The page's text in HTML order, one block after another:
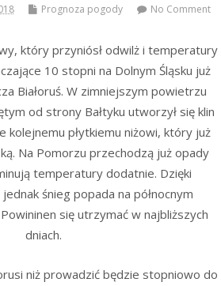
Prognoza pogody No Comment
który przyniósł odwilż i temperatury
10 stopni na Dolnym Śląsku już
Białoruś. W zimniejszym powietrzu
od strony Bałtyku utworzył się klin
kolejnemu płytkiemu niżowi, który już
Na Pomorzu przechodzą już opady
temperatury dodatnie. Dzięki
śnieg popada na północnym
się utrzymać w najbliższych
dniach.
niż prowadzić będzie stopniowo do